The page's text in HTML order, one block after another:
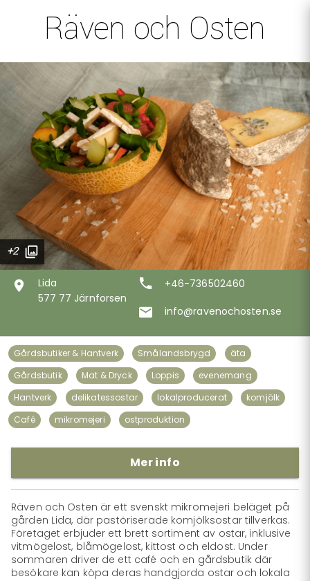
Räven och Osten
+2
Lida
577 77 Järnforsen
+46-736502460
info@ravenochosten.se
Gårdsbutiker & Hantverk Smålandsbrygd
äta
Gårdsbutik
Mat & Dryck Loppis
evenemang
Hantverk
delikatessostar lokalproducerat
komjölk
Café
mikromejeri ostproduktion
Mer info
Räven och Osten är ett svenskt mikromejeri beläget på
gården Lida, där pastöriserade komjölksostar tillverkas.
Företaget erbjuder ett brett sortiment av ostar, inklusive
vitmögelost, blåmögelost, kittost och eldost. Under
sommaren driver de ett café och en gårdsbutik där
besökare kan köpa deras handgjorda ostar och lokala